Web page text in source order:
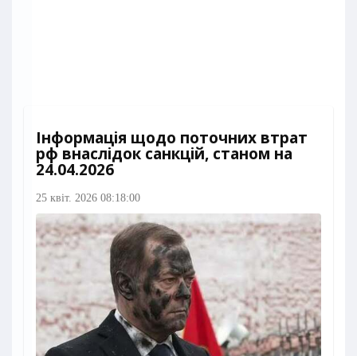
Інформація щодо поточних втрат
рф внаслідок санкцій, станом на
24.04.2026​
25 квіт. 2026 08:18:00